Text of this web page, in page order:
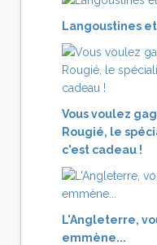
Langoustines
Vous voulez
Rougié, le
c'est cadeau !
L'Angleterre,
emmène...